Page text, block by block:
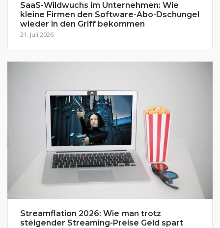
SaaS-Wildwuchs im Unternehmen: Wie
kleine Firmen den Software-Abo-Dschungel
wieder in den Griff bekommen
21. Juli 2026
Streamflation 2026: Wie man trotz
steigender Streaming-Preise Geld spart